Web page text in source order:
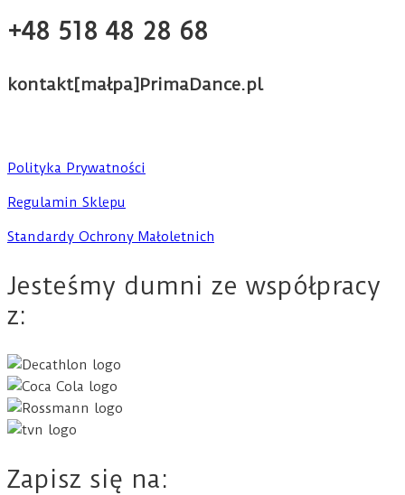
+48 518 48 28 68
kontakt[małpa]PrimaDance.pl
Polityka Prywatności
Regulamin Sklepu
Standardy Ochrony Małoletnich
Jesteśmy dumni ze współpracy
z:
Zapisz się na: